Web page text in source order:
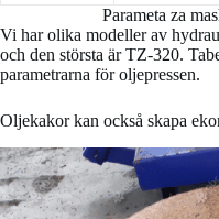
Parameta za
Vi har olika modeller av
och den största är TZ-320.
parametrarna för oljepressen.
Oljekakor kan också skapa